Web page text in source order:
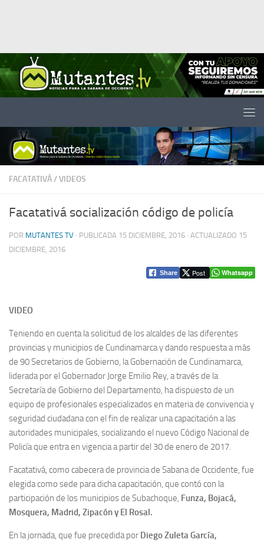
FACATATIVÁ/VIDEOS
Facatativá socialización código de policía
POR MUTANTES TV · PUBLICADA 15 DICIEMBRE, 2016 · ACTUALIZADO 15
DICIEMBRE, 2016
Share Post Whatsapp
VIDEO
Teniendo en cuenta la solicitud de los alcaldes de las diferentes
provincias y municipios de Cundinamarca y dando respuesta a más
de 90 Secretarios de Gobierno, la Gobernación de Cundinamarca,
liderada por el Gobernador Jorge Emilio Rey, a través de la
Secretaría de Gobierno del Departamento, ha dispuesto de un
equipo de profesionales especializados en materia de convivencia y
seguridad ciudadana con el fin de realizar una capacitación a las
autoridades municipales, socializando el nuevo Código Nacional de
Policía que entra en vigencia a partir del 30 de enero de 2017.
Facatativá, como cabecera de provincia de Sabana de Occidente, fue
elegida como sede para dicha capacitación, que contó con la
participación de los municipios de Subachoque, Funza, Bojacá,
Mosquera, Madrid, Zipacón y El Rosal.
En la jornada, que fue precedida por Diego Zuleta García,